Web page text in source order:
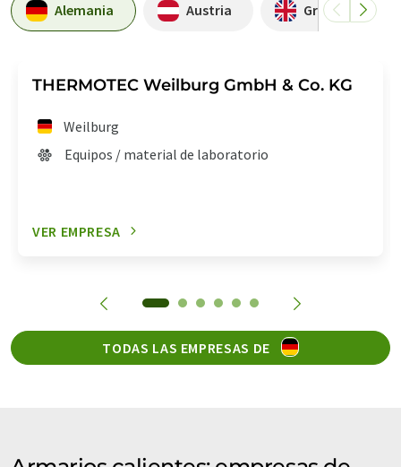
Alemania Austria Gran Bretaña
THERMOTEC Weilburg GmbH & Co. KG
Weilburg
Equipos / material de laboratorio
VER EMPRESA
TODAS LAS EMPRESAS DE